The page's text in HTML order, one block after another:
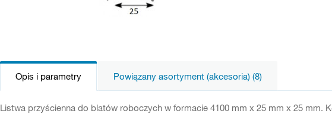
Opis i parametry Powiązany asortyment (akcesoria) (8)
Listwa przyścienna do blatów roboczych w formacie 4100 mm x 25 mm x 25 mm.